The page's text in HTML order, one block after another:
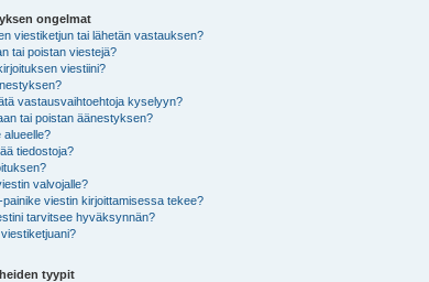
ongelmat
viestiketjun tai lähetän vastauksen?
tai poistan viestejä?
viestiini?
vastausvaihtoehtoja kyselyyn?
tai poistan äänestyksen?
alueelle?
tiedostoja?
valvojalle?
painike viestin kirjoittamisessa tekee?
tarvitsee hyväksynnän?
tyypit